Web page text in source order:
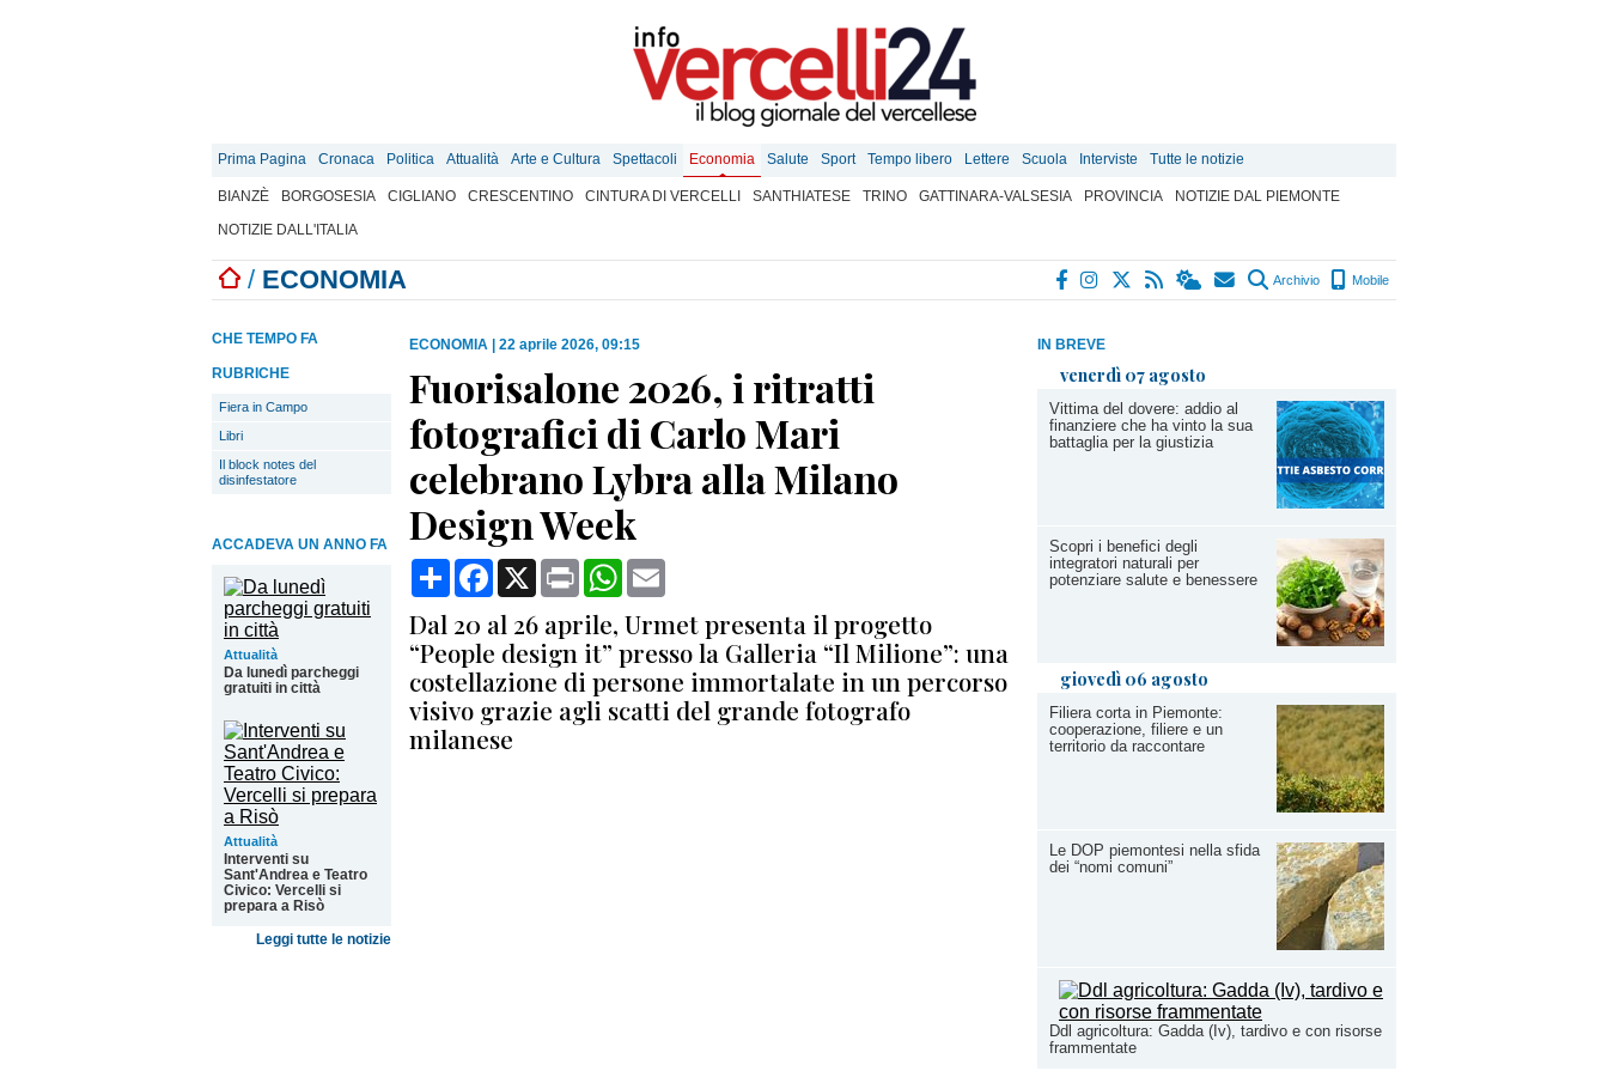
Prima Pagina Cronaca Politica Attualità Arte e Cultura Spettacoli Economia Salute Sport Tempo libero Lettere Scuola Interviste Tutte le notizie
BIANZÈ BORGOSESIA CIGLIANO CRESCENTINO CINTURA DI VERCELLI SANTHIATESE TRINO GATTINARA-VALSESIA PROVINCIA
NOTIZIE DAL PIEMONTE
NOTIZIE DALL'ITALIA
/ ECONOMIA Archivio Mobile
IN BREVE
venerdì 07 agosto
Vittima del dovere: addio al
finanziere che ha vinto la sua
battaglia per la giustizia
Scopri i benefici degli
integratori naturali per
potenziare salute e benessere
giovedì 06 agosto
Filiera corta in Piemonte:
cooperazione, filiere e un
territorio da raccontare
Le DOP piemontesi nella sfida
dei “nomi comuni”
Ddl agricoltura: Gadda (Iv), tardivo e con risorse
frammentate
CHE TEMPO FA
RUBRICHE
Fiera in Campo
Libri
Il block notes del
disinfestatore
ACCADEVA UN ANNO FA
Attualità
Da lunedì parcheggi
gratuiti in città
Attualità
Interventi su
Sant'Andrea e Teatro
Civico: Vercelli si
prepara a Risò
Leggi tutte le notizie
ECONOMIA 22 aprile 2026, 09:15
Fuorisalone 2026, i ritratti
fotografici di Carlo Mari
celebrano Lybra alla Milano
Design Week
CondividiFacebook
X Print WhatsApp
Dal 20 al 26 aprile, Urmet presenta il progetto
“People design it” presso la Galleria “Il Milione”: una
costellazione di persone immortalate in un percorso
visivo grazie agli scatti del grande fotografo
milanese